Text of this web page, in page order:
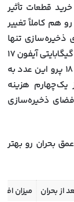
قطعات تأثیر
هم کاملاً تغییر
و فضای ذخیره‌سازی تنها
حدود ۹ درصد از هزینه ساخت نسخه ۲۵۶ گیگابایتی آیفون ۱۷
پرو رو تشکیل می‌دادند. اما برای آیفون ۱۸ پرو این عدد به
از یک‌چهارم هزینه
ذخیره‌سازی
بحران رو بهتر
از بحران
میزان